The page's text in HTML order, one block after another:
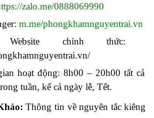
zalo.me/0888069990
m.me/phongkhamnguyentrai.vn
chính thức:
hoạt động: 8h00 – 20h00 tất cả
tuần, kể cả ngày lễ, Tết.
Thông tin về nguyên tắc kiêng